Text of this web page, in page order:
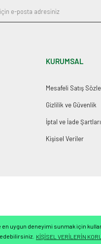
uygun deneyimi sunmak için
KİŞİSEL VERİLERİN
KURUMSAL
Mesafeli Satış
Gizlilik ve Güvenlik
İptal ve İade Şartları
Kişisel Veriler
ideasoft e-